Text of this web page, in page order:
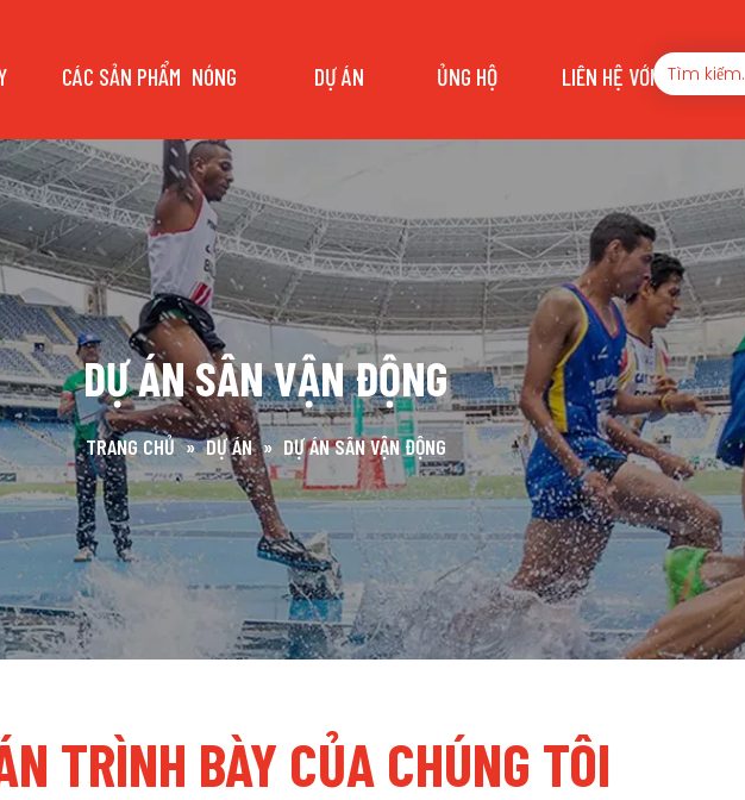
CÁC SẢN PHẨM NÓNG DỰ ÁN ỦNG HỘ LIÊN HỆ VỚI CHÚNG TÔI
DỰ ÁN SÂN VẬN ĐỘNG
TRANG CHỦ » DỰ ÁN » DỰ ÁN SÂN VẬN ĐỘNG
TRÌNH BÀY CỦA CHÚNG TÔI